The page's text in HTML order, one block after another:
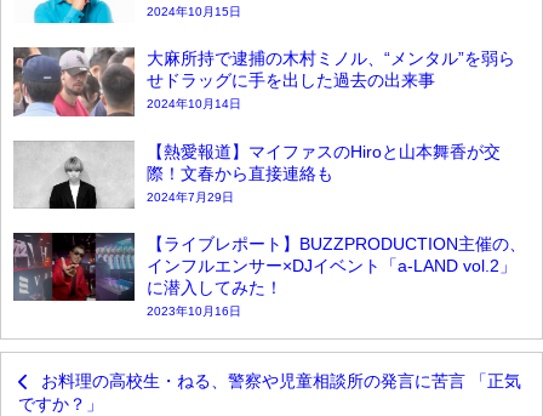
2024年10月15日
大麻所持で逮捕の木村ミノル、“メンタル”を弱ら
せドラッグに手を出した過去の出来事
2024年10月14日
【熱愛報道】マイファスのHiroと山本舞香が交
際！文春から直接連絡も
2024年7月29日
【ライブレポート】BUZZPRODUCTION主催の、
インフルエンサー×DJイベント「a-LAND vol.2」
に潜入してみた！
2023年10月16日
お料理の高校生・ねる、警察や児童相談所の発言に苦言 「正気
ですか？」